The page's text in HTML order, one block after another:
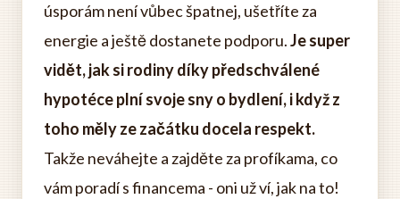
úsporám není vůbec špatnej, ušetříte za
energie a ještě dostanete podporu.Je super
vidět, jak si rodiny díky předschválené
hypotéce plní svoje sny o bydlení, i když z
toho měly ze začátku docela respekt.
Takže neváhejte a zajděte za profíkama, co
vám poradí s financema - oni už ví, jak na to!